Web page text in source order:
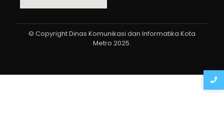
© Copyright Dinas Komunikasi dan Informatika Kota
Metro 2025.